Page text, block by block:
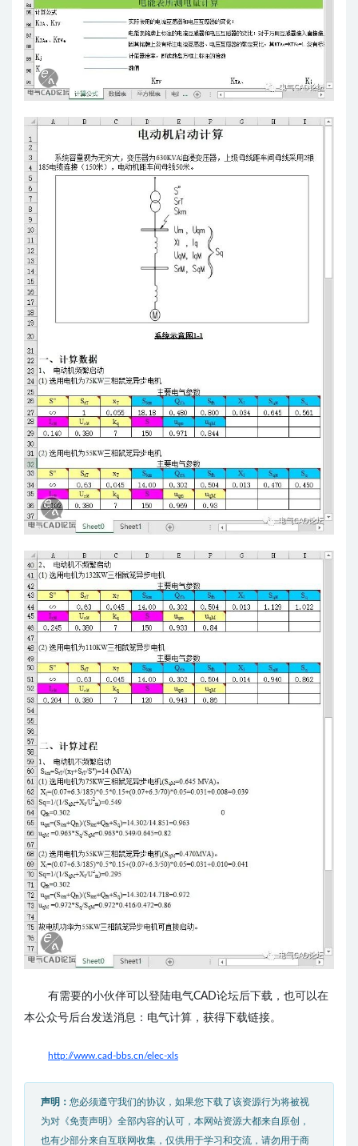
有需要的小伙伴可以登陆电气CAD论坛后下载，也可以在
本公众号后台发送消息：电气计算，获得下载链接。
http://www.cad-bbs.cn/elec-xls
声明： 您必须遵守我们的协议，如果您下载了该资源行为将被视
为对《免责声明》全部内容的认可，本网站资源大都来自原创，
也有少部分来自互联网收集，仅供用于学习和交流，请勿用于商